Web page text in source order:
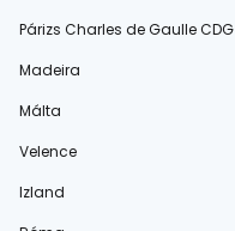
Párizs Charles de Gaulle CDG
Madeira
Málta
Velence
Izland